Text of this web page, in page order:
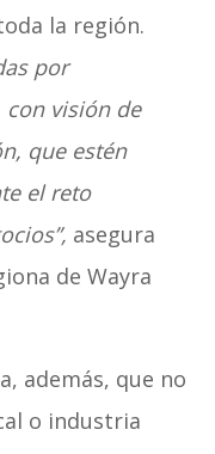
la región.
por
con visión de
que estén
el reto
asegura
de Wayra
además, que no
o industria